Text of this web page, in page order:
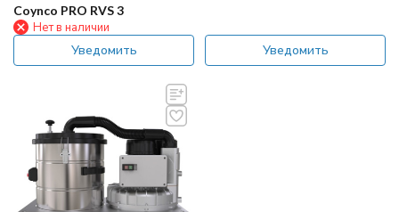
Coynco PRO RVS 3
Нет в наличии
Уведомить Уведомить